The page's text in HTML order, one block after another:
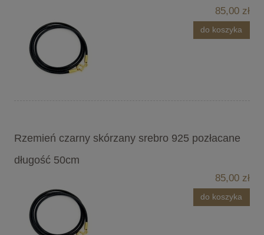
85,00 zł
do koszyka
Rzemień czarny skórzany srebro 925 pozłacane
długość 50cm
85,00 zł
do koszyka